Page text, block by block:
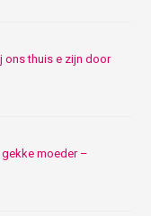
ons thuis e zijn door
moeder –